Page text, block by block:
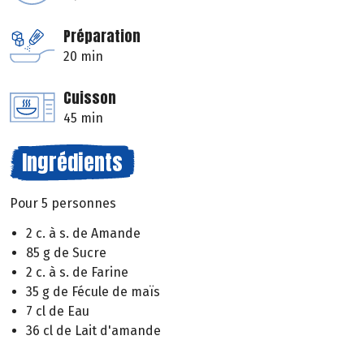
Préparation
20 min
Cuisson
45 min
Ingrédients
Pour 5 personnes
2 c. à s. de Amande
85 g de Sucre
2 c. à s. de Farine
35 g de Fécule de maïs
7 cl de Eau
36 cl de Lait d'amande